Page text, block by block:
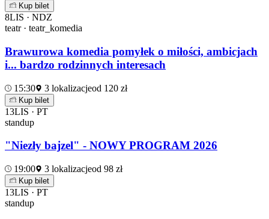
Kup bilet
8LIS · NDZ
teatr · teatr_komedia
Brawurowa komedia pomyłek o miłości, ambicjach
i... bardzo rodzinnych interesach
15:30 3 lokalizacjeod 120 zł
Kup bilet
13LIS · PT
standup
"Niezły bajzel" - NOWY PROGRAM 2026
19:00 3 lokalizacjeod 98 zł
Kup bilet
13LIS · PT
standup